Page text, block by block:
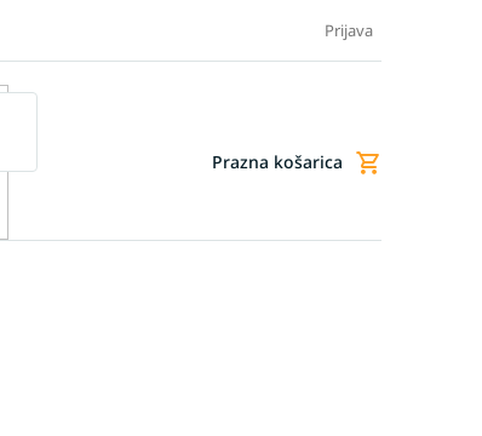
Dodatne storitve
Prijava
Nakupovalna
Prazna košarica